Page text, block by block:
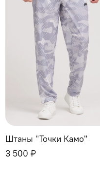
Штаны "Точки Камо"
3 500 ₽